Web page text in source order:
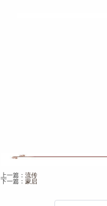
上一篇： 流传
下一篇： 蒙启